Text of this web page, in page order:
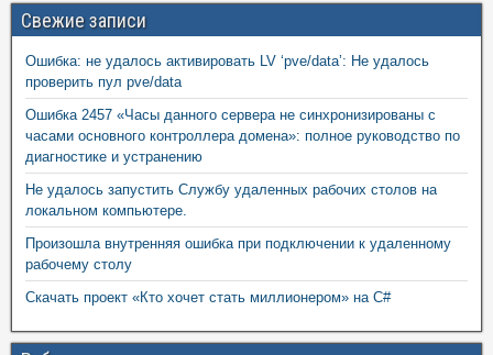
Свежие записи
Ошибка: не удалось активировать LV ‘pve/data’: Не удалось
проверить пул pve/data
Ошибка 2457 «Часы данного сервера не синхронизированы с
часами основного контроллера домена»: полное руководство по
диагностике и устранению
Не удалось запустить Службу удаленных рабочих столов на
локальном компьютере.
Произошла внутренняя ошибка при подключении к удаленному
рабочему столу
Скачать проект «Кто хочет стать миллионером» на C#